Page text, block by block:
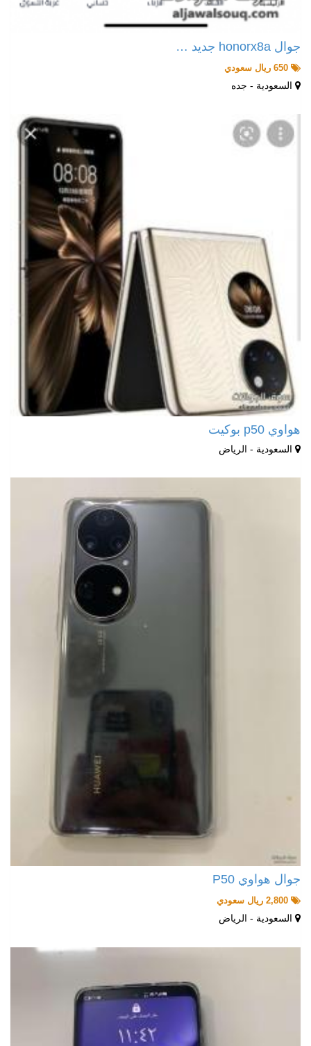
جوال honorx8a جديد …
السعودية - جده
هواوي p50 بوكيت
السعودية - الرياض
جوال هواوي P50
السعودية - الرياض